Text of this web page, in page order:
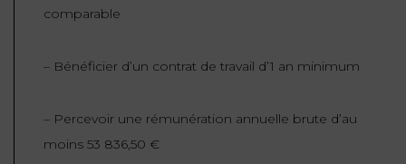
comparable
– Bénéficier d’un contrat de travail d’1 an minimum
– Percevoir une rémunération annuelle brute d’au
moins 53 836,50 €